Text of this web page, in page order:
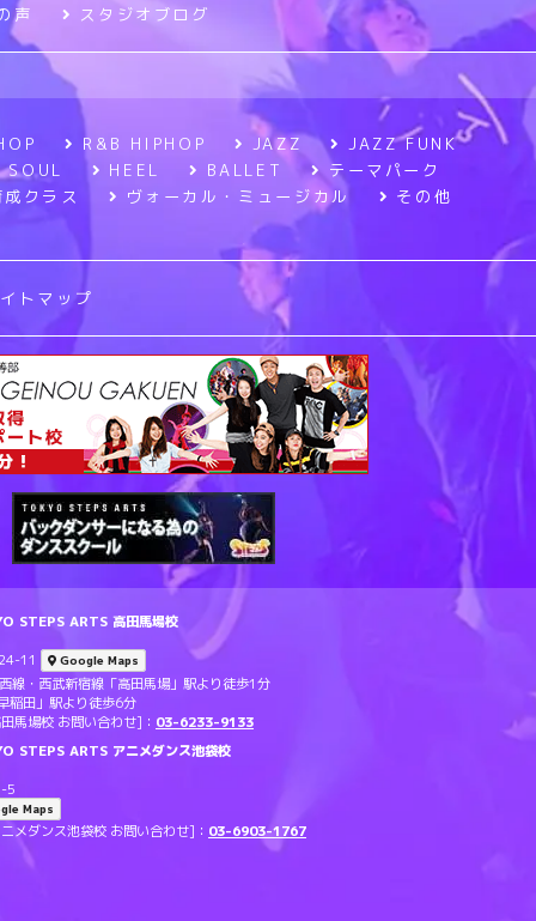
声
スタジオブログ
R&B HIPHOP JAZZ
JAZZ FUNK
SOUL
HEEL BALLET
テーマパーク
クラス
ヴォーカル・ミュージカル その他
トマップ
STEPS ARTS 高田馬場校
11
Google Maps
線・西武新宿線「高田馬場」駅より徒歩1分
稲田」駅より徒歩6分
馬場校 お問い合わせ]： 03-6233-9133
STEPS ARTS アニメダンス池袋校
5
Maps
メダンス池袋校 お問い合わせ]： 03-6903-1767